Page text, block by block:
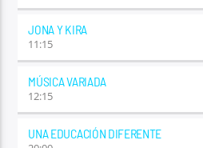
JONA Y KIRA
11:15
MÚSICA VARIADA
12:15
UNA EDUCACIÓN DIFERENTE